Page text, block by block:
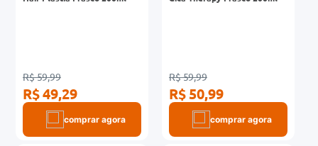
R$ 59,99
R$ 49,29
comprar agora
R$ 59,99
R$ 50,99
comprar agora